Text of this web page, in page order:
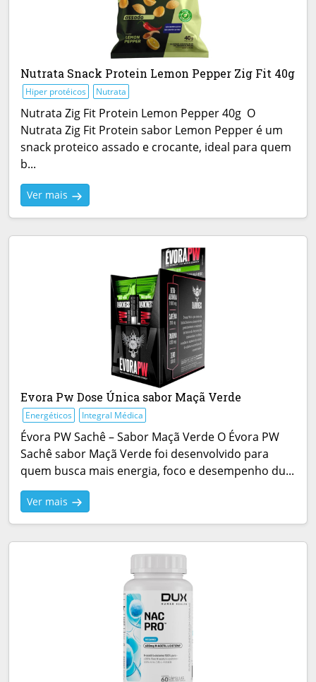
Nutrata Snack Protein Lemon Pepper Zig Fit 40g
Hiper protéicos Nutrata
Nutrata Zig Fit Protein Lemon Pepper 40g O
Nutrata Zig Fit Protein sabor Lemon Pepper é um
snack proteico assado e crocante, ideal para quem
b...
Ver mais
Evora Pw Dose Única sabor Maçã Verde
Energéticos Integral Médica
Évora PW Sachê – Sabor Maçã Verde O Évora PW
Sachê sabor Maçã Verde foi desenvolvido para
quem busca mais energia, foco e desempenho du...
Ver mais